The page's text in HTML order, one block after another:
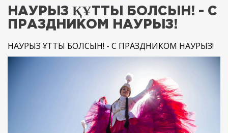
НАУРЫЗ ҚҰТТЫ БОЛСЫН! - С
ПРАЗДНИКОМ НАУРЫЗ!
НАУРЫЗ ҚҰТТЫ БОЛСЫН! - С ПРАЗДНИКОМ НАУРЫЗ!